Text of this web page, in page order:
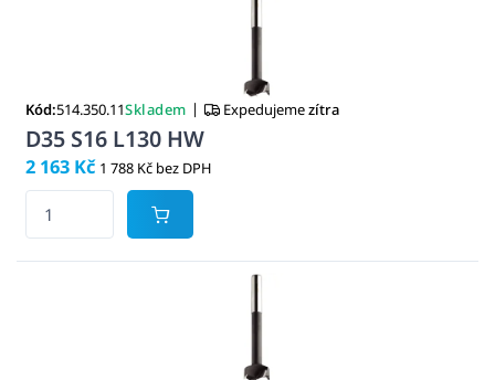
Kód:514.350.11Skladem | Expedujemezítra
D35 S16 L130 HW
2 163 Kč 1 788 Kč bez DPH